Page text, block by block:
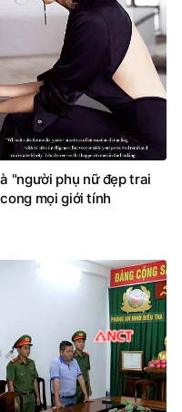
"người phụ nữ đẹp trai
mọi giới tính